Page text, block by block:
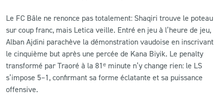
Le FC Bâle ne renonce pas totalement: Shaqiri trouve le poteau
sur coup franc, mais Letica veille. Entré en jeu à l’heure de jeu,
Alban Ajdini parachève la démonstration vaudoise en inscrivant
le cinquième but après une percée de Kana Biyik. Le penalty
transformé par Traoré à la 81ᵉ minute n’y change rien: le LS
s’impose 5–1, confirmant sa forme éclatante et sa puissance
offensive.